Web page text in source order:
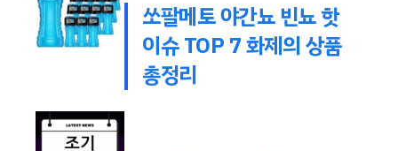
쏘팔메토 야간뇨 빈뇨 핫
이슈 TOP 7 화제의 상품
총정리